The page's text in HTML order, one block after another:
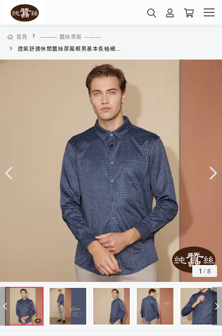
首頁
——— 蠶絲男裝 ———
透氣舒適休閒蠶絲厚鳳眼男基本長袖襯衫-VML6BE03KS(藍卡其格)
1 /8